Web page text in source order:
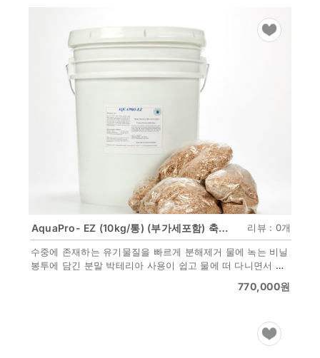
AquaPro- EZ (10kg/통) (부가세포함) 축제식 새우양식 전용미생물(분말형) 리뷰 : 0개
수중에 존재하는 유기물질을 빠르게 분해제거 물에 녹는 비닐
봉투에 담긴 분말 박테리아 사용이 쉽고 물에 떠 다니면서 녹
770,000원